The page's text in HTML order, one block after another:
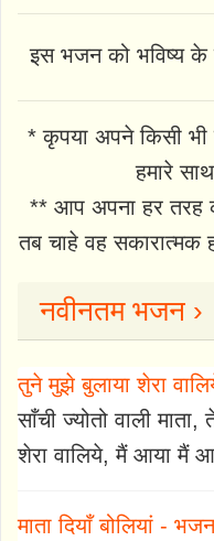
इस भजन को भविष्य के
* कृपया अपने किसी भी
हमारे
** आप अपना हर तरह
तब चाहे वह सकारात्मक
नवीनतम भजन ›
तुने मुझे बुलाया शेरा
साँची ज्योतो वाली
शेरा वालिये, मैं आया मैं
माता दियाँ बोलियां - भजन